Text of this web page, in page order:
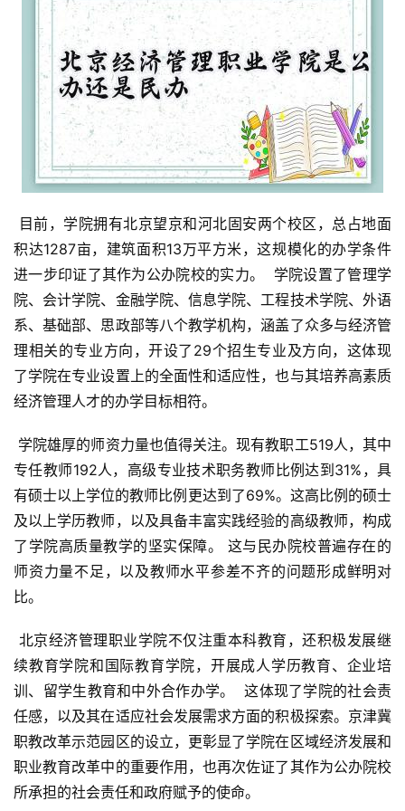
积达1287亩，建筑面积13万平方米，这规模化的办学条件
进一步印证了其作为公办院校的实力。  学院设置了管理学
院、会计学院、金融学院、信息学院、工程技术学院、外语
系、基础部、思政部等八个教学机构，涵盖了众多与经济管
理相关的专业方向，开设了29个招生专业及方向，这体现
了学院在专业设置上的全面性和适应性，也与其培养高素质
经济管理人才的办学目标相符。
专任教师192人，高级专业技术职务教师比例达到31%，具
有硕士以上学位的教师比例更达到了69%。这高比例的硕士
及以上学历教师，以及具备丰富实践经验的高级教师，构成
了学院高质量教学的坚实保障。 这与民办院校普遍存在的
师资力量不足，以及教师水平参差不齐的问题形成鲜明对
比。
续教育学院和国际教育学院，开展成人学历教育、企业培
训、留学生教育和中外合作办学。  这体现了学院的社会责
任感，以及其在适应社会发展需求方面的积极探索。京津冀
职教改革示范园区的设立，更彰显了学院在区域经济发展和
职业教育改革中的重要作用，也再次佐证了其作为公办院校
所承担的社会责任和政府赋予的使命。